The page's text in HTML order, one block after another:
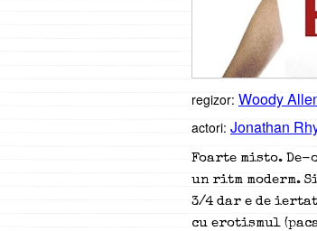
regizor: Woody
actori: Jonathan
Foarte misto.
un ritm moderm.
3/4 dar e de
cu erotismul